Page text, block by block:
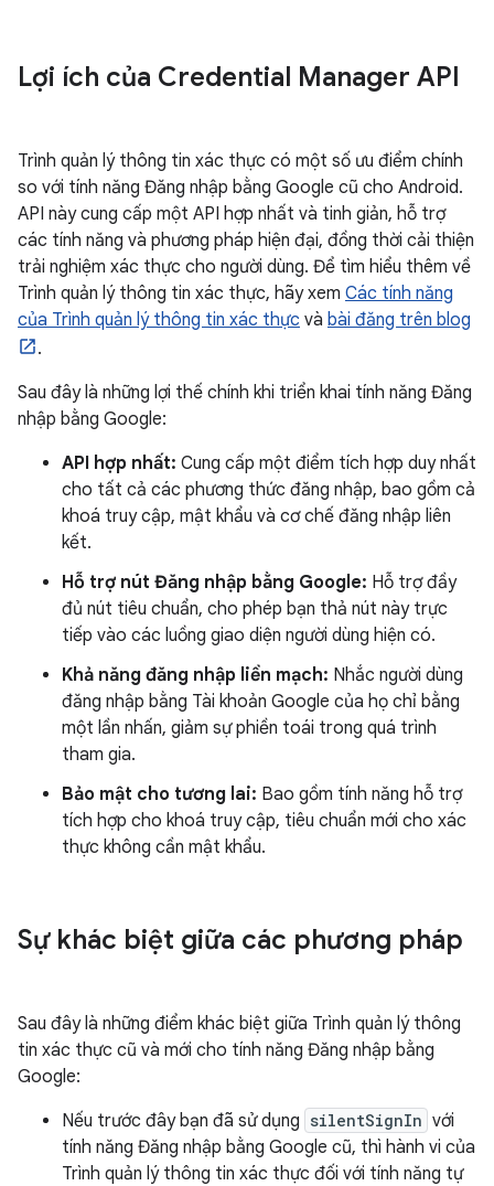
Lợi ích của Credential Manager API
Trình quản lý thông tin xác thực có một số ưu điểm chính
so với tính năng Đăng nhập bằng Google cũ cho Android.
API này cung cấp một API hợp nhất và tinh giản, hỗ trợ
các tính năng và phương pháp hiện đại, đồng thời cải thiện
trải nghiệm xác thực cho người dùng. Để tìm hiểu thêm về
Trình quản lý thông tin xác thực, hãy xem Các tính năng
của Trình quản lý thông tin xác thực và bài đăng trên blog
.
Sau đây là những lợi thế chính khi triển khai tính năng Đăng
nhập bằng Google:
API hợp nhất: Cung cấp một điểm tích hợp duy nhất
cho tất cả các phương thức đăng nhập, bao gồm cả
khoá truy cập, mật khẩu và cơ chế đăng nhập liên
kết.
Hỗ trợ nút Đăng nhập bằng Google: Hỗ trợ đầy
đủ nút tiêu chuẩn, cho phép bạn thả nút này trực
tiếp vào các luồng giao diện người dùng hiện có.
Khả năng đăng nhập liền mạch: Nhắc người dùng
đăng nhập bằng Tài khoản Google của họ chỉ bằng
một lần nhấn, giảm sự phiền toái trong quá trình
tham gia.
Bảo mật cho tương lai: Bao gồm tính năng hỗ trợ
tích hợp cho khoá truy cập, tiêu chuẩn mới cho xác
thực không cần mật khẩu.
Sự khác biệt giữa các phương pháp
Sau đây là những điểm khác biệt giữa Trình quản lý thông
tin xác thực cũ và mới cho tính năng Đăng nhập bằng
Google:
Nếu trước đây bạn đã sử dụng silentSignIn với
tính năng Đăng nhập bằng Google cũ, thì hành vi của
Trình quản lý thông tin xác thực đối với tính năng tự